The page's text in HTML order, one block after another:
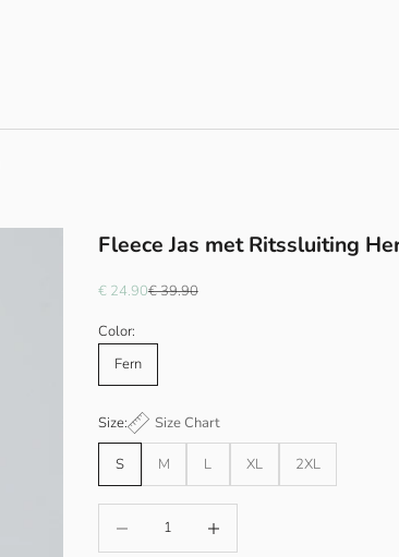
Fleece Jas met Ritssluiting
Aanbiedingsprijs
€ 24.90Normale prijs
€ 39.90
Color:
Fern
Size: Size Chart
S M L XL 2XL